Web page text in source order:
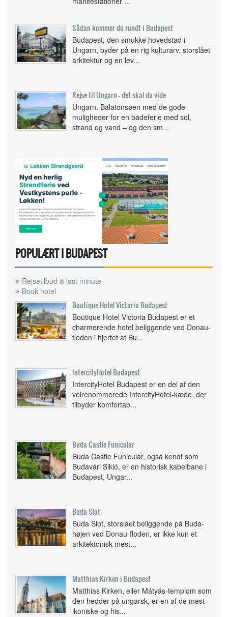
Sådan kommer du rundt i Budapest
Budapest, den smukke hovedstad i
Ungarn, byder på en rig kulturarv, storslået
arkitektur og en lev...
Rejse til Ungarn - det skal du vide
Ungarn. Balatonsøen med de gode
muligheder for en badeferie med sol,
strand og vand – og den sm...
POPULÆRT I BUDAPEST
Rejsetilbud & last minute
Book hotel
Boutique Hotel Victoria Budapest
Boutique Hotel Victoria Budapest er et
charmerende hotel beliggende ved Donau-
floden i hjertet af Bu...
IntercityHotel Budapest
IntercityHotel Budapest er en del af den
velrenommerede IntercityHotel-kæde, der
tilbyder komfortab...
Buda Castle Funicular
Buda Castle Funicular, også kendt som
Budavári Sikló, er en historisk kabelbane i
Budapest, Ungar...
Buda Slot
Buda Slot, storslået beliggende på Buda-
højen ved Donau-floden, er ikke kun et
arkitektonisk mest...
Matthias Kirken i Budapest
Matthias Kirken, eller Mátyás-templom som
den hedder på ungarsk, er en af de mest
ikoniske og his...